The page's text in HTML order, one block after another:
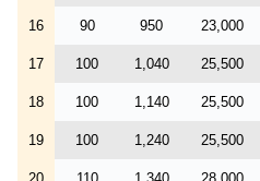
16 90 950 23,000
17 100 1,040 25,500
18 100 1,140 25,500
19 100 1,240 25,500